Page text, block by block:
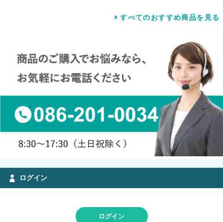
すべてのおすすめ商品を見る
ログイン
ログイン